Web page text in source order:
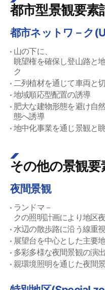
都市型景観要素
都市ネットワ－ク
山の下に、
眺望権を確保し登山路と
ク
二列植材を通じて車両と
地域順応型配置の誘導
肥大な建物形態を避け自
態へ誘導
地中化事業を通じ景観と
その他の景観要
夜間景観
ランドマ－
クの照明計画により地区
水辺の散歩路に沿う線重
展望台を中心とした主要
多彩多様な夜間景観の演出
親環境照明を通じた夜間